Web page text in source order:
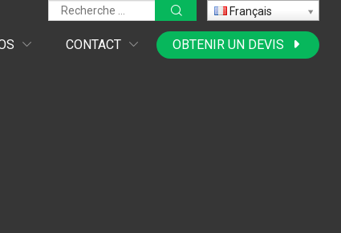
Français
CONTACT OBTENIR UN DEVIS